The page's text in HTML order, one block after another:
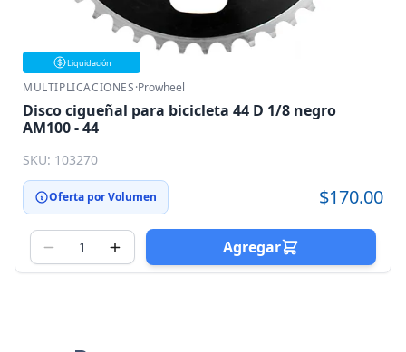
Liquidación
MULTIPLICACIONES·Prowheel
Disco cigueñal para bicicleta 44 D 1/8 negro
AM100 - 44
SKU: 103270
Oferta por Volumen $170.00
Agregar